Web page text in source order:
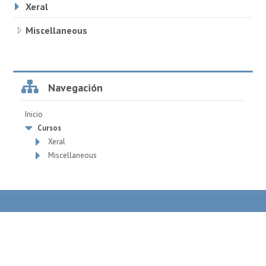
Xeral
Miscellaneous
Omitir
NavegaciónNavegación
Inicio
Cursos
Xeral
Miscellaneous